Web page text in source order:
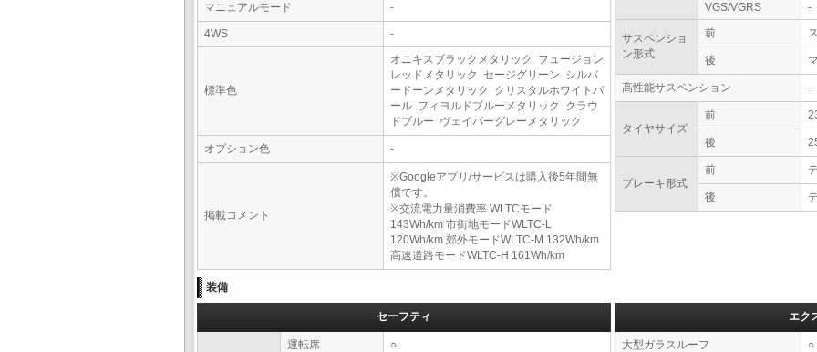
マニュアルモード
-
4WS -
標準色
オニキスブラックメタリック フュージョン
レッドメタリック セージグリーン シルバ
ードーンメタリック クリスタルホワイトパ
ール フィヨルドブルーメタリック クラウ
ドブルー ヴェイパーグレーメタリック
オプション色 -
掲載コメント
※Googleアプリ/サービスは購入後5年間無
償です。
※交流電力量消費率 WLTCモード
143Wh/km 市街地モードWLTC-L
120Wh/km 郊外モードWLTC-M 132Wh/km
高速道路モードWLTC-H 161Wh/km
VGS/VGRS -
サスペンショ
ン形式
前
後
高性能サスペンション -
タイヤサイズ
前
後
ブレーキ形式
前
後
装備
セーフティ
運転席 ○
エク
大型ガラスルーフ ○